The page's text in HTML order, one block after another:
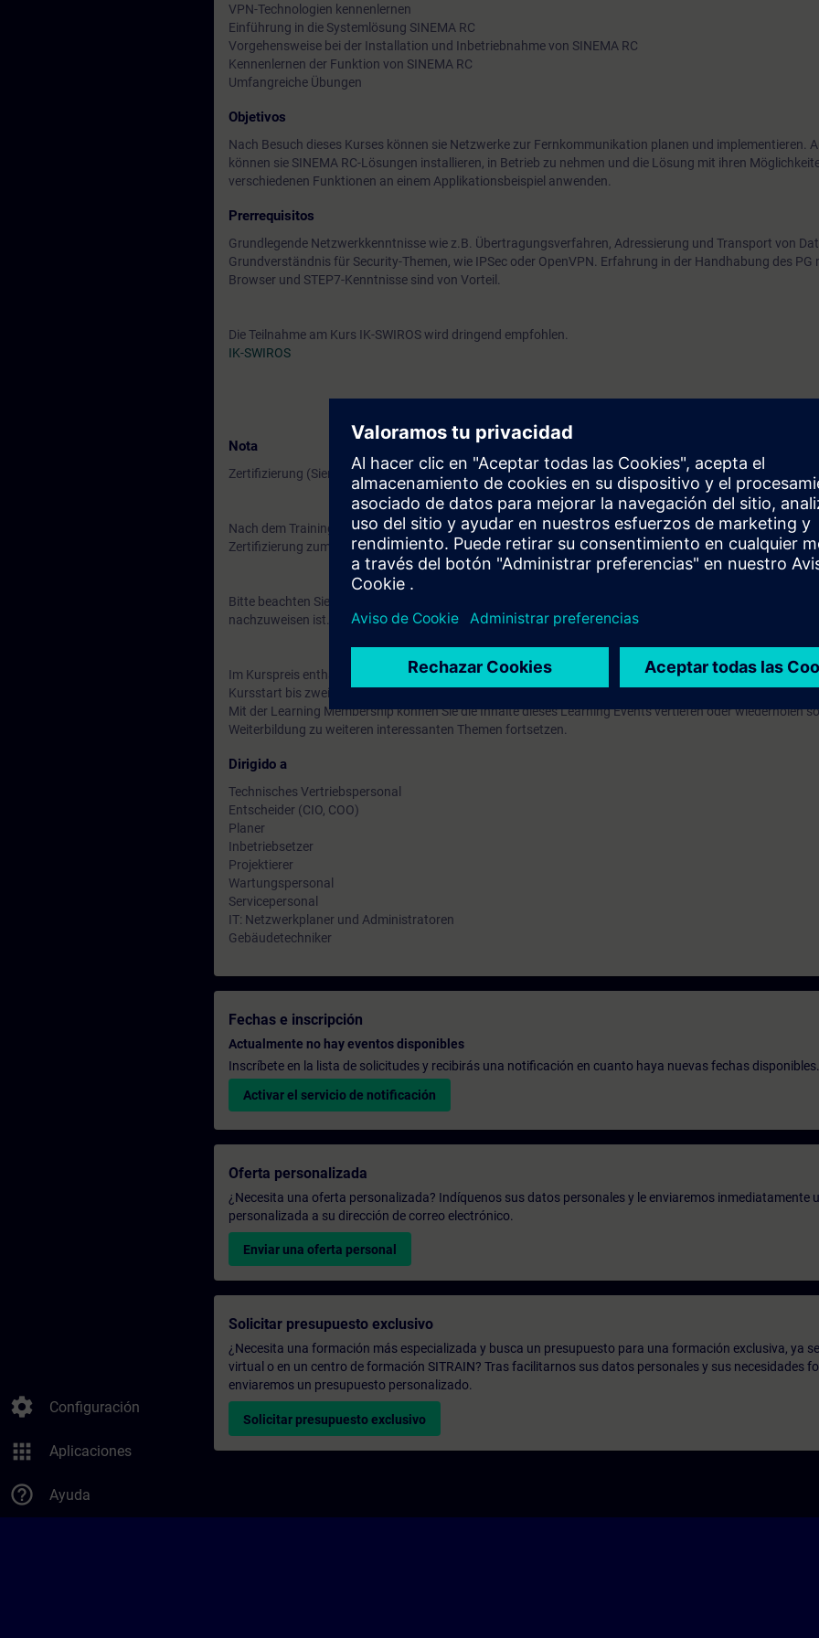
settings Configuración
apps Aplicaciones
help_outline Ayuda
Internetzugangstechnologien sowie Netzwerkstrukturen in der
Fernkommunikation kennen. Sie lernen VPN-Technologien und
Lösungen kennen und in Betrieb zu nehmen.
VPN-Technologien kennenlernen
Einführung in die Systemlösung SINEMA RC
Vorgehensweise bei der Installation und Inbetriebnahme von SINEMA RC
Kennenlernen der Funktion von SINEMA RC
Umfangreiche Übungen
Objetivos
Nach Besuch dieses Kurses können sie Netzwerke zur Fernkommunikation planen und implementieren.
können sie SINEMA RC-Lösungen installieren, in Betrieb zu nehmen und die Lösung mit ihren
verschiedenen Funktionen an einem Applikationsbeispiel anwenden.
Prerrequisitos
Grundlegende Netzwerkkenntnisse wie z.B. Übertragungsverfahren, Adressierung und Transport von
Grundverständnis für Security-Themen, wie IPSec oder OpenVPN. Erfahrung in der Handhabung des PG
Browser und STEP7-Kenntnisse sind von Vorteil.
Die Teilnahme am Kurs IK-SWIROS wird dringend empfohlen.
IK-SWIROS
Nota
Zertifizierung (Siemens CEIN-LEVEL)
Nach dem Training besteht die Möglichkeit einen Zertifizierungstest abzulegen. Dieser Test ist Bestandteil
Zertifizierung zum "Siemens Certified Expert for Industrial Networks", die sich aus mehreren Einzeltests
Bitte beachten Sie, dass vor Beginn der Prüfung Ihre Identität durch die Vorlage eines gültigen
nachzuweisen ist.
Im Kurspreis enthalten: Kostenloser Zugang zur digitalen Lernplattform SITRAIN access– beginnend
Kursstart bis zwei Wochen nach Kursende.
Mit der Learning Membership können Sie die Inhalte dieses Learning Events vertiefen oder wiederholen
Weiterbildung zu weiteren interessanten Themen fortsetzen.
Dirigido a
Technisches Vertriebspersonal
Entscheider (CIO, COO)
Planer
Inbetriebsetzer
Projektierer
Wartungspersonal
Servicepersonal
IT: Netzwerkplaner und Administratoren
Gebäudetechniker
Fechas e inscripción
Actualmente no hay eventos disponibles
Inscríbete en la lista de solicitudes y recibirás una notificación en cuanto haya nuevas fechas disponibles.
Activar el servicio de notificación
Oferta personalizada
¿Necesita una oferta personalizada? Indíquenos sus datos personales y le enviaremos inmediatamente
personalizada a su dirección de correo electrónico.
Enviar una oferta personal
Solicitar presupuesto exclusivo
¿Necesita una formación más especializada y busca un presupuesto para una formación exclusiva, ya
virtual o en un centro de formación SITRAIN? Tras facilitarnos sus datos personales y sus necesidades
enviaremos un presupuesto personalizado.
Solicitar presupuesto exclusivo